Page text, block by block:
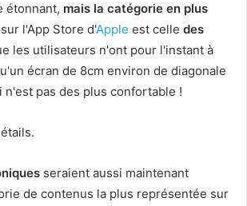
étonnant, mais la catégorie en plus
sur l'App Store d'Apple est celle des
les utilisateurs n'ont pour l'instant à
écran de 8cm environ de diagonale
n'est pas des plus confortable !
seraient aussi maintenant
de contenus la plus représentée sur